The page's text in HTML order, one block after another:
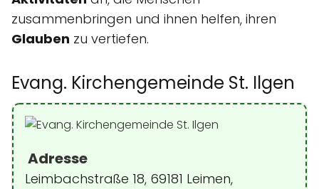
zusammenbringen und ihnen helfen, ihren
Glauben zu vertiefen.
Evang. Kirchengemeinde St. Ilgen
Adresse
Leimbachstraße 18, 69181 Leimen,